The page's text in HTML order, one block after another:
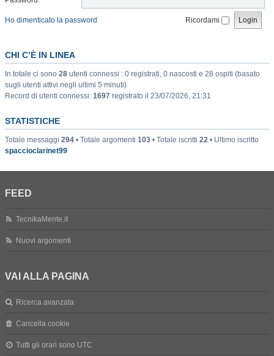
Ho dimenticato la password Ricordami
CHI C’È IN LINEA
In totale ci sono 28 utenti connessi : 0 registrati, 0 nascosti e 28 ospiti (basato
sugli utenti attivi negli ultimi 5 minuti)
Record di utenti connessi: 1697 registrato il 23/07/2026, 21:31
STATISTICHE
Totale messaggi 294 • Totale argomenti 103 • Totale iscritti 22 • Ultimo iscritto
spaccioclarinet99
FEED
TecnikaMente.it
Nuovi argomenti
VAI ALLA PAGINA
Ricerca avanzata
Cancella cookie
Tutti gli orari sono UTC